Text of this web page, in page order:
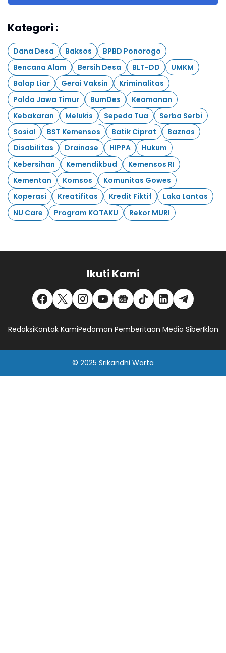
Kategori :
Dana Desa Baksos
BPBD Ponorogo
Bencana Alam
Bersih Desa BLT-DD
UMKM
Balap Liar
Gerai Vaksin
Kriminalitas
Polda Jawa Timur
BumDes
Keamanan
Kebakaran
Melukis Sepeda Tua
Serba Serbi
Sosial
BST Kemensos Batik Ciprat
Baznas
Disabilitas
Drainase HIPPA
Hukum
Kebersihan
Kemendikbud
Kemensos RI
Kementan
Komsos
Komunitas Gowes
Koperasi
Kreatifitas Kredit Fiktif
Laka Lantas
NU Care
Program KOTAKU Rekor MURI
Ikuti Kami
RedaksiKontak KamiPedoman Pemberitaan Media SiberIklan
© 2025 Srikandhi Warta